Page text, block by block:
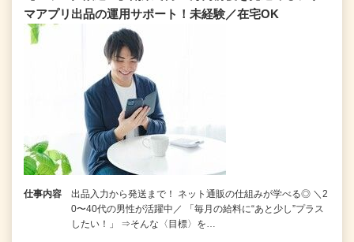
マアプリ出品の運用サポート！未経験／在宅OK
仕事内容
出品入力から発送まで！ ネット通販の仕組みが学べる◎ ＼2
0〜40代の男性が活躍中／ 「毎月の給料に“あと少し”プラス
したい！」 ⇒そんな〈目標〉を…